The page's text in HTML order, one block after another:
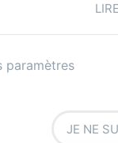
produit dans
surface mate et
chaque surface
portes, et bien
et durable.
paramètres
JE NE